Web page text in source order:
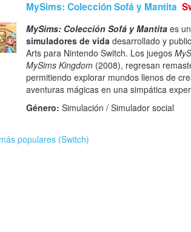
MySims: Colección Sofá y Mantita
MySims: Colección Sofá y Mantita es
simuladores de vida desarrollado y
Arts para Nintendo Switch. Los juegos
MySims Kingdom (2008), regresan
permitiendo explorar mundos llenos de
aventuras mágicas en una simpática
Género: Simulación / Simulador social
populares (Switch)